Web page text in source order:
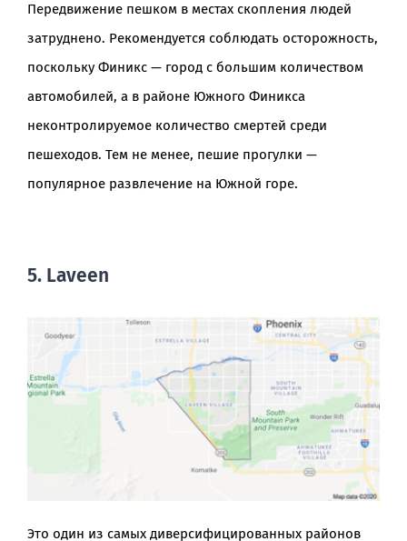
Передвижение пешком в местах скопления людей
затруднено. Рекомендуется соблюдать осторожность,
поскольку Финикс — город с большим количеством
автомобилей, а в районе Южного Финикса
неконтролируемое количество смертей среди
пешеходов. Тем не менее, пешие прогулки —
популярное развлечение на Южной горе.
5. Laveen
Это один из самых диверсифицированных районов